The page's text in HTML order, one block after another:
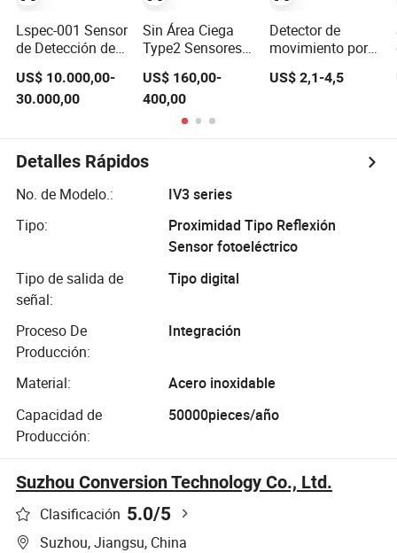
Lspec-001 Sensor
de Detección de
Equipos de
Monitoreo de
Seguridad
Perimetral
US$ 10.000,00-
30.000,00
Sin Área Ciega
Type2 Sensores
Cortina de Luz de
Seguridad
Infrarroja para
Protección de
Zona
US$ 160,00-
400,00
Detector de
movimiento por
para sistema de
US$ 2,1-4,5
Detalles Rápidos
No. de Modelo.:
IV3 series
Tipo:
Proximidad Tipo Reflexión
Sensor fotoeléctrico
Tipo de salida de
señal:
Tipo digital
Proceso De
Producción:
Integración
Material:
Acero inoxidable
Capacidad de
Producción:
50000pieces/año
Suzhou Conversion Technology Co., Ltd.
Clasificación 5.0/5
Suzhou, Jiangsu, China